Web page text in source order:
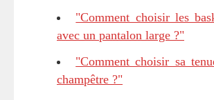
"Comment choisir les
avec un pantalon large ?"
"Comment choisir sa
champêtre ?"